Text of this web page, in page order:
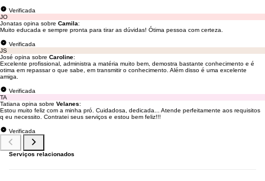
Verificada
JO
Jonatas opina sobre Camila:
Muito educada e sempre pronta para tirar as dúvidas! Ótima pessoa com certeza.
Verificada
JS
José opina sobre Caroline:
Excelente profissional, administra a matéria muito bem, demostra bastante conhecimento e é
otima em repassar o que sabe, em transmitir o conhecimento. Além disso é uma excelente
amiga.
Verificada
TA
Tatiana opina sobre Velanes:
Estou muito feliz com a minha pró. Cuidadosa, dedicada... Atende perfeitamente aos requisitos
q eu necessito. Contratei seus serviços e estou bem feliz!!!
Verificada
Serviços relacionados